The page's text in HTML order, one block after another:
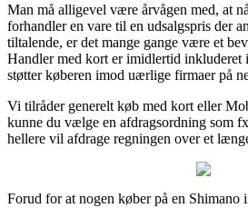
Man må alligevel være årvågen med, at
forhandler en vare til en udsalgspris der
tiltalende, er det mange gange være et
Handler med kort er imidlertid inkluderet
støtter køberen imod uærlige firmaer på
Vi tilråder generelt køb med kort eller
kunne du vælge en afdragsordning som
hellere vil afdrage regningen over et
Forud for at nogen køber på en Shimano